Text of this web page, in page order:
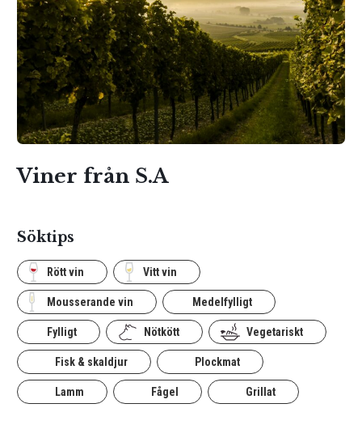
Viner från S.A
Söktips
Rött vin Vitt vin
Mousserande vin Medelfylligt
Fylligt Nötkött Vegetariskt
Fisk & skaldjur Plockmat
Lamm Fågel Grillat